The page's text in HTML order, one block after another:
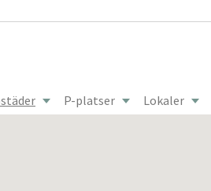
P-platser Lokaler